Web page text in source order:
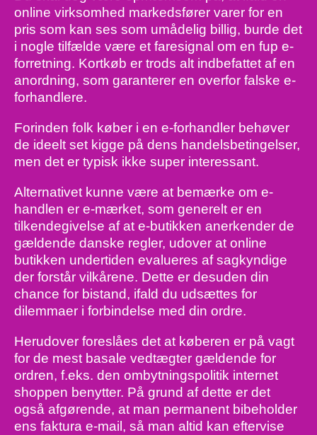
online virksomhed markedsfører varer for en
pris som kan ses som umådelig billig, burde det
i nogle tilfælde være et faresignal om en fup e-
forretning. Kortkøb er trods alt indbefattet af en
anordning, som garanterer en overfor falske e-
forhandlere.
Forinden folk køber i en e-forhandler behøver
de ideelt set kigge på dens handelsbetingelser,
men det er typisk ikke super interessant.
Alternativet kunne være at bemærke om e-
handlen er e-mærket, som generelt er en
tilkendegivelse af at e-butikken anerkender de
gældende danske regler, udover at online
butikken undertiden evalueres af sagkyndige
der forstår vilkårene. Dette er desuden din
chance for bistand, ifald du udsættes for
dilemmaer i forbindelse med din ordre.
Herudover foreslåes det at køberen er på vagt
for de mest basale vedtægter gældende for
ordren, f.eks. den ombytningspolitik internet
shoppen benytter. På grund af dette er det
også afgørende, at man permanent bibeholder
ens faktura e-mail, så man altid kan eftervise